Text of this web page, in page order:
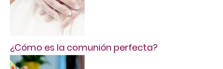
¿Cómo es la comunión perfecta?